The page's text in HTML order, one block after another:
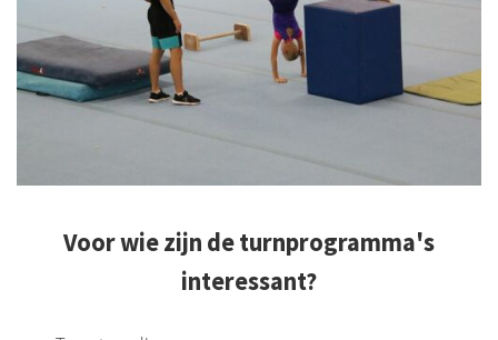
Voor wie zijn de turnprogramma's
interessant?